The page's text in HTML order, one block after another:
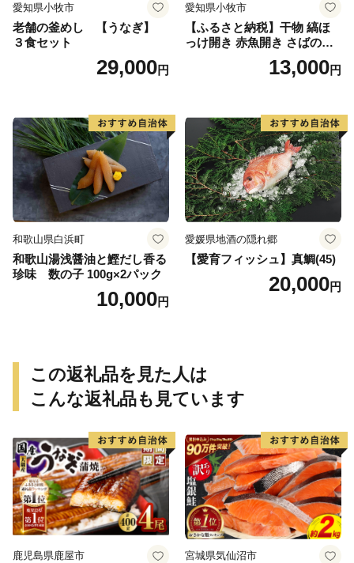
愛知県小牧市
老舗の釜めし 【うなぎ】
３食セット
29,000円
愛知県小牧市
【ふるさと納税】干物 縞ほ
っけ開き 赤魚開き さばの開
き 魚醤干し 3種 セット 詰め
合わせ 魚 おかず 肉厚 おいし
取り寄せグルメ 魚醤 ナンプ
ラー 愛知県 小牧市 冷凍 送料
無料
13,000円
和歌山県白浜町
和歌山湯浅醤油と鰹だし香る
珍味 数の子 100g×2パック
10,000円
愛媛県地酒の隠れ郷
【愛育フィッシュ】真鯛(45)
20,000円
この返礼品を見た人は
こんな返礼品も見ています
鹿児島県鹿屋市 宮城県気仙沼市